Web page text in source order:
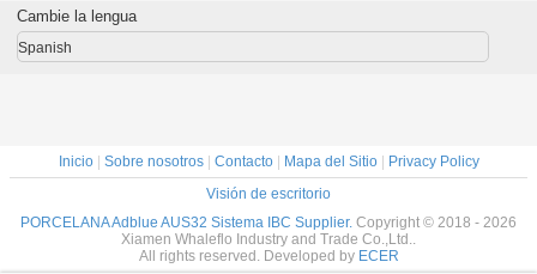
de
urea bomba DEF
para solución de
aluminio
Cambie la lengua
Spanish
Inicio| Sobre nosotros| Contacto| Mapa del Sitio|
Privacy Policy
Visión de escritorio
PORCELANA Adblue AUS32 Sistema IBC Supplier. Copyright © 2018 - 2026
Xiamen Whaleflo Industry and Trade Co.,Ltd..
All rights reserved. Developed by ECER